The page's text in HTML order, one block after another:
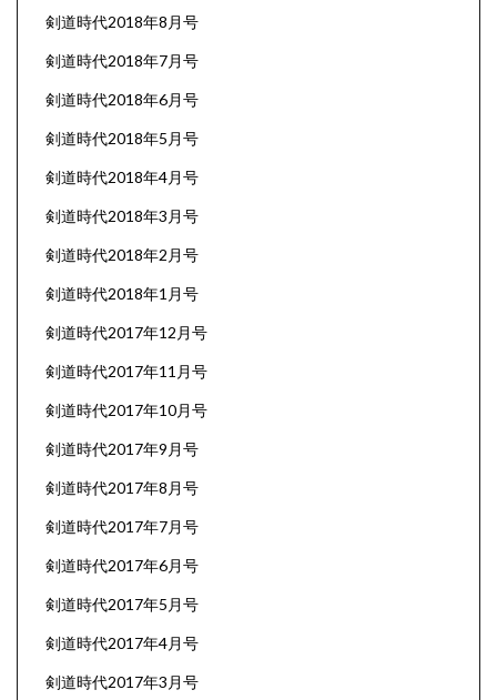
剣道時代2018年8月号
剣道時代2018年7月号
剣道時代2018年6月号
剣道時代2018年5月号
剣道時代2018年4月号
剣道時代2018年3月号
剣道時代2018年2月号
剣道時代2018年1月号
剣道時代2017年12月号
剣道時代2017年11月号
剣道時代2017年10月号
剣道時代2017年9月号
剣道時代2017年8月号
剣道時代2017年7月号
剣道時代2017年6月号
剣道時代2017年5月号
剣道時代2017年4月号
剣道時代2017年3月号